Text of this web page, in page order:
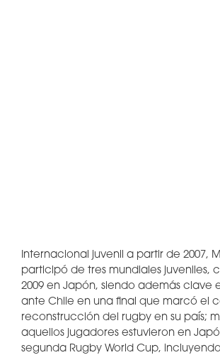
Internacional juvenil a partir de 2007,
participó de tres mundiales juveniles,
2009 en Japón, siendo además clave
ante Chile en una final que marcó el
reconstrucción del rugby en su país;
aquellos jugadores estuvieron en
segunda Rugby World Cup,